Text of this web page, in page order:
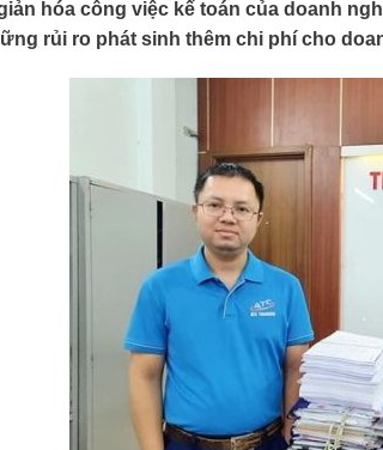
hóa công việc kế toán của doanh
rủi ro phát sinh thêm chi phí cho